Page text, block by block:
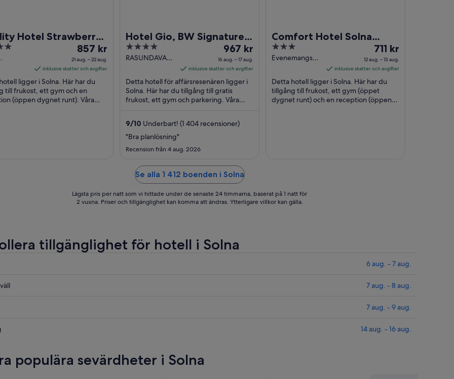
Hotel Strawberry
Priset
är
857 kr
per
natt
mellan
857 kr
21 aug. – 22 aug.
inklusive skatter och avgifter
ligger i Solna. Här har du
till frukost, ett gym och en
(öppen dygnet runt). Våra
Hotel Gio, BW Signature
Collection
4
out
5
RASUNDAVAGEN
Priset
är
967 kr
per
natt
mellan
aug.
967 kr
16 aug. – 17 aug.
inklusive skatter och avgifter
Detta hotell för affärsresenären ligger i
Solna. Här har du tillgång till gratis
frukost, ett gym och parkering. Våra
9/10 Underbart! (1 404 recensioner)
"Bra planlösning"
Recension från 4 aug. 2026
Comfort Hotel Solna
Arenastaden
3
out
5
Evenemangsgatan
County
(Stockholms
län)
Priset
är
711 kr
per
natt
mellan
711 kr
12 aug. – 13 aug.
inklusive skatter och avgifter
Detta hotell ligger i Solna. Här har du
tillgång till frukost, ett gym (öppet
dygnet runt) och en reception (öppen
Se alla 1 412 boenden i Solna
Lägsta pris per natt som vi hittade under de senaste 24 timmarna, baserat på 1 natt för
2 vuxna. Priser och tillgänglighet kan komma att ändras. Ytterligare villkor kan gälla.
tillgänglighet för hotell i Solna
6 aug. - 7 aug.
7 aug. - 8 aug.
7 aug. - 9 aug.
14 aug. - 16 aug.
populära sevärdheter i Solna